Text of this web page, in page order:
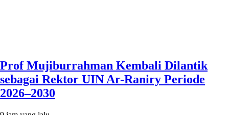
Prof Mujiburrahman Kembali Dilantik
sebagai Rektor UIN Ar-Raniry Periode
2026–2030